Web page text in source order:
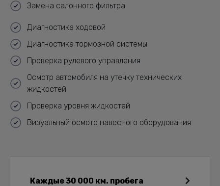
Замена салонного фильтра
Диагностика ходовой
Диагностика тормозной системы
Проверка рулевого управления
Осмотр автомобиля на утечку технических
жидкостей
Проверка уровня жидкостей
Визуальный осмотр навесного оборудования
Каждые 30 000 км. пробега